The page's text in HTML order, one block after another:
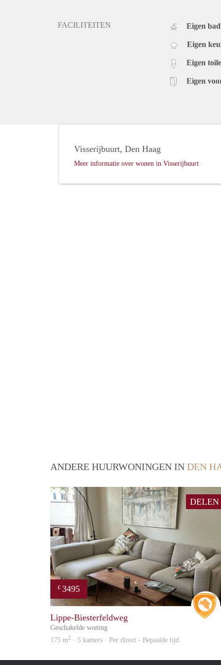
boulevard en de vele strandpaviljoens zorgen zij
bewoners vanuit de wijk zoeken vaak de gezellige
FACILITEITEN Eigen
Eigen
Eigen
Eigen
Visserijbuurt, Den Haag
Meer informatie over wonen in Visserijbuurt
ANDERE HUURWONINGEN IN DEN
DELEN
€ 3495
Lippe-Biesterfeldweg
Geschakelde woning
175 m2 · 5 kamers · Per direct - Bepaalde tijd